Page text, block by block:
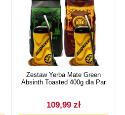
Zestaw Yerba Mate Green
Absinth Toasted 400g dla Par
109,99 zł